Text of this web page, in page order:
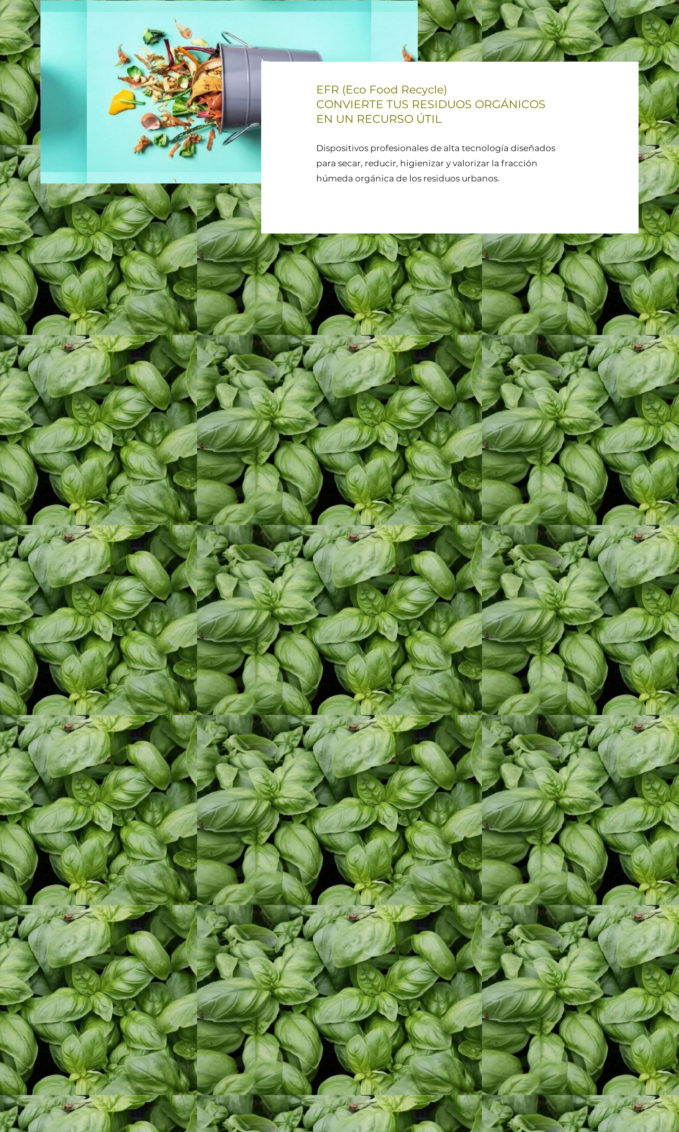
EFR (Eco Food Recycle)
CONVIERTE TUS RESIDUOS ORGÁNICOS
EN UN RECURSO ÚTIL
Dispositivos profesionales de alta tecnología diseñados
para secar, reducir, higienizar y valorizar la fracción
húmeda orgánica de los residuos urbanos.